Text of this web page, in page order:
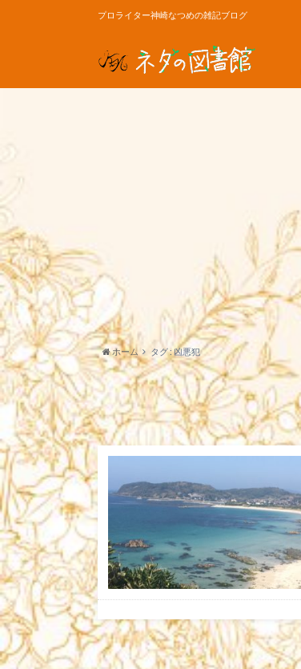
プロライター神崎なつめの雑記ブログ
ホーム タグ : 凶悪犯